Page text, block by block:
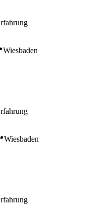
Wiesbaden
Wiesbaden